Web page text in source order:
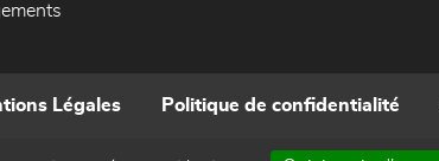
Légales Politique de confidentialité